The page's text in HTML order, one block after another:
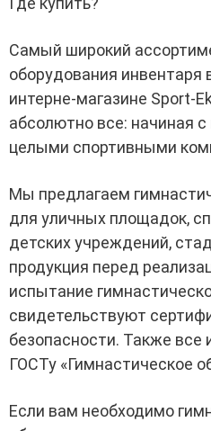
Самый широкий
оборудования
интерне-магазине Sport-
абсолютно все: начиная с
целыми спортивными
Мы предлагаем
для уличных площадок,
детских учреждений,
продукция перед
испытание
свидетельствуют
безопасности. Также все
ГОСТу «Гимнастическое
Если вам необходимо